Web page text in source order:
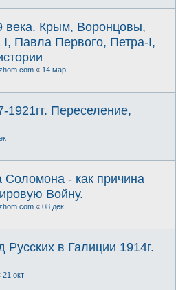
века. Крым, Воронцовы,
I, Павла Первого, Петра-I,
« 14 мар
1921гг. Переселение,
Соломона - как причина
Войну.
« 08 дек
в Галиции 1914г.
21 окт